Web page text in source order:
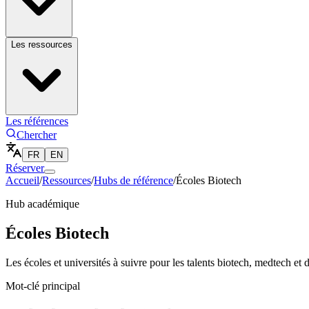
Les ressources
Les références
Chercher
FR EN
Réserver
Accueil/Ressources/Hubs de référence/Écoles Biotech
Hub académique
Écoles Biotech
Les écoles et universités à suivre pour les talents biotech, medtech et
Mot-clé principal